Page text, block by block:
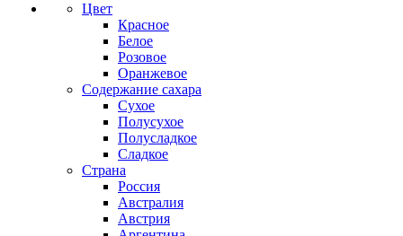
Цвет
Красное
Белое
Розовое
Оранжевое
Содержание сахара
Сухое
Полусухое
Полусладкое
Сладкое
Страна
Россия
Австралия
Австрия